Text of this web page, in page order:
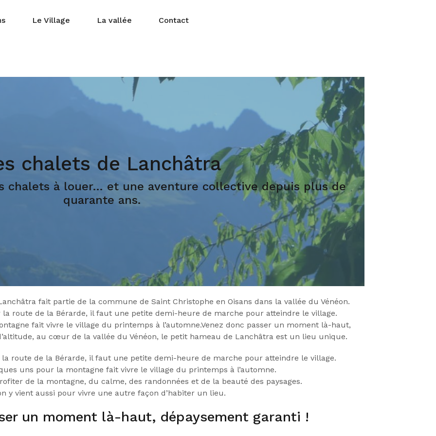
Le Village La vallée Contact
chalets de Lanchâtra
chalets à louer… et une aventure collective depuis plus de
quarante ans.
fait partie de la commune de Saint Christophe en Oisans dans la vallée du Vénéon.
route de la Bérarde, il faut une petite demi-heure de marche pour atteindre le village.
fait vivre le village du printemps à l’automne.Venez donc passer un moment là-haut,
au cœur de la vallée du Vénéon, le petit hameau de Lanchâtra est un lieu unique.
route de la Bérarde, il faut une petite demi-heure de marche pour atteindre le village.
uns pour la montagne fait vivre le village du printemps à l’automne.
de la montagne, du calme, des randonnées et de la beauté des paysages.
y vient aussi pour vivre une autre façon d’habiter un lieu.
un moment là-haut, dépaysement garanti !